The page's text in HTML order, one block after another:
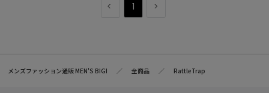
1
メンズファッション通販 MEN'S BIGI 全商品 RattleTrap